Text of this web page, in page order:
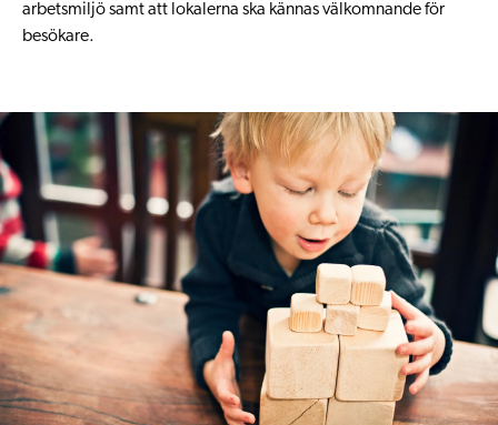
arbetsmiljö samt att lokalerna ska kännas välkomnande för
besökare.